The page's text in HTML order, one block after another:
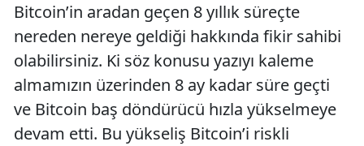
Bitcoin’in aradan geçen 8 yıllık süreçte
nereden nereye geldiği hakkında fikir sahibi
olabilirsiniz. Ki söz konusu yazıyı kaleme
almamızın üzerinden 8 ay kadar süre geçti
ve Bitcoin baş döndürücü hızla yükselmeye
devam etti. Bu yükseliş Bitcoin’i riskli